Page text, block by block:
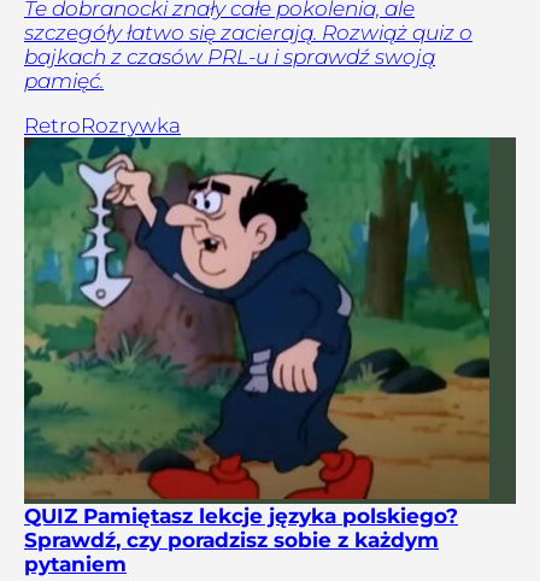
Te dobranocki znały całe pokolenia, ale
szczegóły łatwo się zacierają. Rozwiąż quiz o
bajkach z czasów PRL-u i sprawdź swoją
pamięć.
RetroRozrywka
QUIZ Pamiętasz lekcje języka polskiego?
Sprawdź, czy poradzisz sobie z każdym
pytaniem